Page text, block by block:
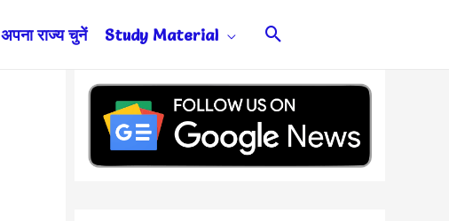
अपना राज्य चुनें Study Material Search